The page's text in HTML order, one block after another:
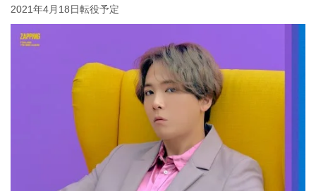
2021年4月18日転役予定